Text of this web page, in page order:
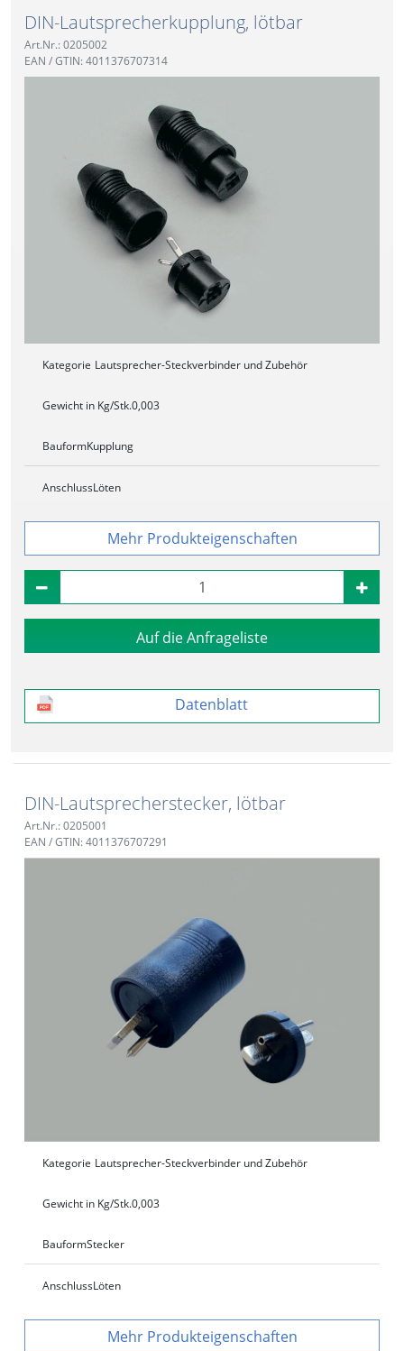
DIN-Lautsprecherkupplung, lötbar
Art.Nr.: 0205002
EAN / GTIN: 4011376707314
Kategorie Lautsprecher-Steckverbinder und Zubehör
Gewicht in Kg/Stk.0,003
BauformKupplung
AnschlussLöten
Produkteigenschaften
Auf die Anfrageliste
Datenblatt
DIN-Lautsprecherstecker, lötbar
Art.Nr.: 0205001
EAN / GTIN: 4011376707291
Kategorie Lautsprecher-Steckverbinder und Zubehör
Gewicht in Kg/Stk.0,003
BauformStecker
AnschlussLöten
Produkteigenschaften